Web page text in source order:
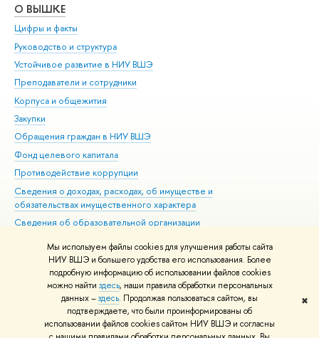
Мы используем файлы cookies для улучшения работы сайта
НИУ ВШЭ и большего удобства его использования. Более
подробную информацию об использовании файлов cookies
можно найти здесь, наши правила обработки персональных
данных –здесь. Продолжая пользоваться сайтом, вы
подтверждаете, что были проинформированы об
использовании файлов cookies сайтом НИУ ВШЭ и согласны
✖
О ВЫШКЕ
Цифры и факты
Руководство и структура
Устойчивое развитие в НИУ ВШЭ
Преподаватели и сотрудники
Корпуса и общежития
Закупки
Обращения граждан в НИУ ВШЭ
Фонд целевого капитала
Противодействие коррупции
Сведения о доходах, расходах, об имуществе и
обязательствах имущественного характера
Сведения об образовательной организации
Людям с ограниченными возможностями здоровья
Единая платежная страница
Работа в Вышке
© НИУ ВШЭ 1993–2026 Адреса и контакты Условия использования